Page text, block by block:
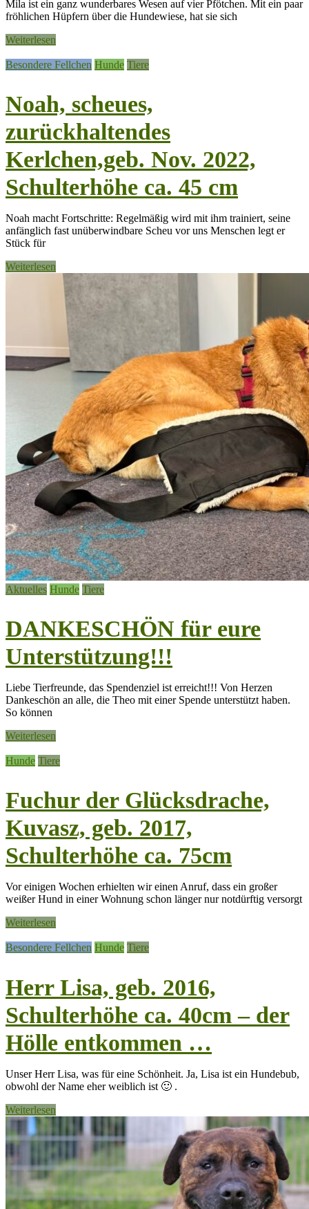
Mila ist ein ganz wunderbares Wesen auf vier Pfötchen. Mit ein paar
fröhlichen Hüpfern über die Hundewiese, hat sie sich
Weiterlesen
Besondere Fellchen Hunde Tiere
Noah, scheues,
zurückhaltendes
Kerlchen,geb. Nov. 2022,
Schulterhöhe ca. 45 cm
Noah macht Fortschritte: Regelmäßig wird mit ihm trainiert, seine
anfänglich fast unüberwindbare Scheu vor uns Menschen legt er
Stück für
Weiterlesen
Aktuelles Hunde Tiere
DANKESCHÖN für eure
Unterstützung!!!
Liebe Tierfreunde, das Spendenziel ist erreicht!!! Von Herzen
Dankeschön an alle, die Theo mit einer Spende unterstützt haben.
So können
Weiterlesen
Hunde Tiere
Fuchur der Glücksdrache,
Kuvasz, geb. 2017,
Schulterhöhe ca. 75cm
Vor einigen Wochen erhielten wir einen Anruf, dass ein großer
weißer Hund in einer Wohnung schon länger nur notdürftig versorgt
Weiterlesen
Besondere Fellchen Hunde Tiere
Herr Lisa, geb. 2016,
Schulterhöhe ca. 40cm – der
Hölle entkommen …
Unser Herr Lisa, was für eine Schönheit. Ja, Lisa ist ein Hundebub,
obwohl der Name eher weiblich ist 🙂 .
Weiterlesen